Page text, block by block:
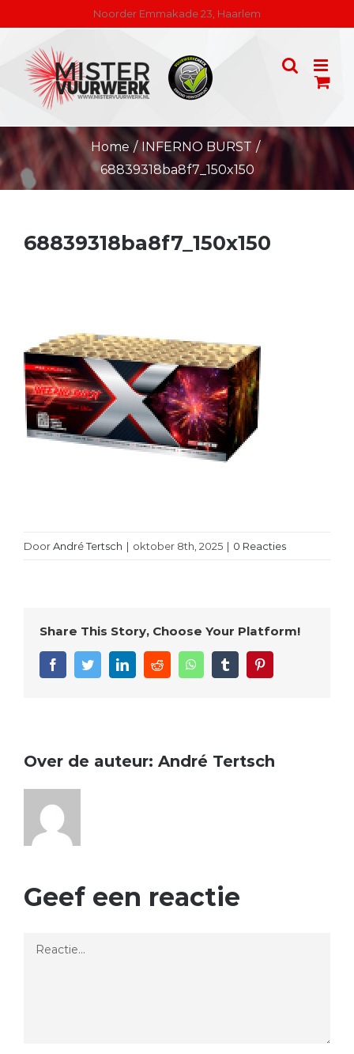
content
Noorder Emmakade 23, Haarlem
Home / INFERNO BURST /
68839318ba8f7_150x150
68839318ba8f7_150x150
DoorAndré Tertsch | oktober 8th, 2025 | 0 Reacties
Share This Story, Choose Your Platform!
FacebookTwitterLinkedInReddit WhatsAppTumblr
Over de auteur: André Tertsch
Geef een reactie